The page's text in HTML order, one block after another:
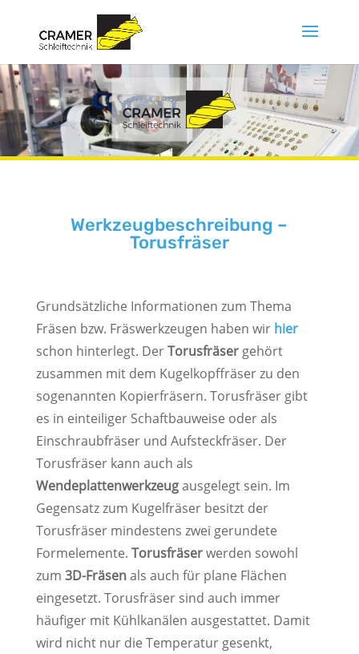
Werkzeugbeschreibung –
Torusfräser
Grundsätzliche Informationen zum Thema
Fräsen bzw. Fräswerkzeugen haben wir hier
schon hinterlegt. DerTorusfräser gehört
zusammen mit dem Kugelkopffräser zu den
sogenannten Kopierfräsern. Torusfräser gibt
es in einteiliger Schaftbauweise oder als
Einschraubfräser und Aufsteckfräser. Der
Torusfräser kann auch als
Wendeplattenwerkzeugausgelegt sein. Im
Gegensatz zum Kugelfräser besitzt der
Torusfräser mindestens zwei gerundete
Formelemente. Torusfräserwerden sowohl
zum 3D-Fräsenals auch für plane Flächen
eingesetzt. Torusfräser sind auch immer
häufiger mit Kühlkanälen ausgestattet. Damit
wird nicht nur die Temperatur gesenkt,